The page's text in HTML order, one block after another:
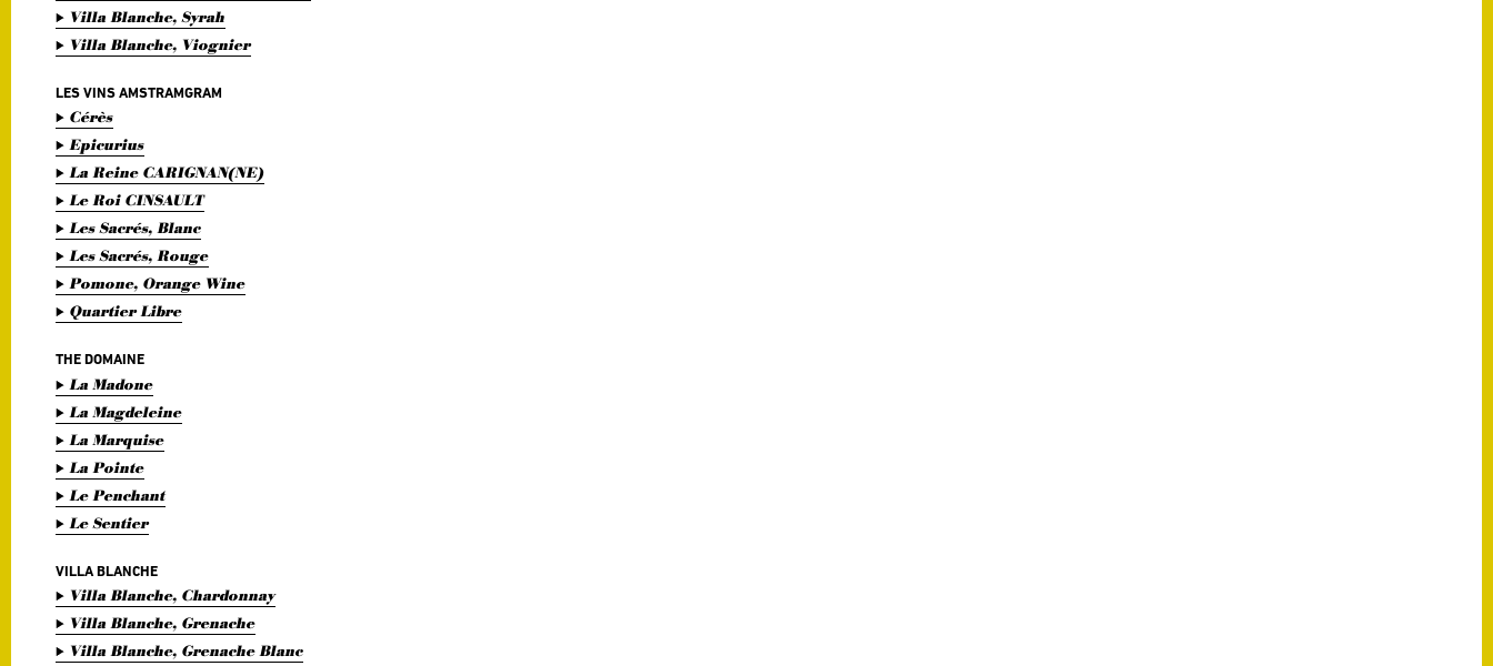
Villa Blanche, Syrah
Villa Blanche, Viognier
LES VINS AMSTRAMGRAM
Cérès
Epicurius
La Reine CARIGNAN(NE)
Le Roi CINSAULT
Les Sacrés, Blanc
Les Sacrés, Rouge
Pomone, Orange Wine
Quartier Libre
THE DOMAINE
La Madone
La Magdeleine
La Marquise
La Pointe
Le Penchant
Le Sentier
VILLA BLANCHE
Villa Blanche, Chardonnay
Villa Blanche, Grenache
Villa Blanche, Grenache Blanc